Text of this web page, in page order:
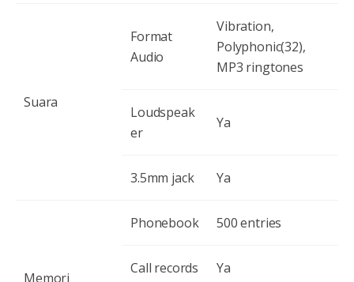
Suara
Format
Audio
Vibration,
Polyphonic(32),
MP3 ringtones
Loudspeak
er
Ya
3.5mm jack Ya
Memori
Phonebook 500 entries
Call records Ya